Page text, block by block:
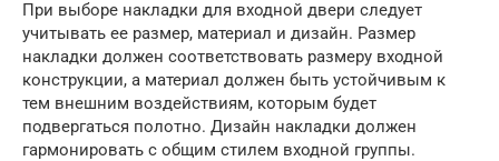
При выборе накладки для входной двери следует
учитывать ее размер, материал и дизайн. Размер
накладки должен соответствовать размеру входной
конструкции, а материал должен быть устойчивым к
тем внешним воздействиям, которым будет
подвергаться полотно. Дизайн накладки должен
гармонировать с общим стилем входной группы.